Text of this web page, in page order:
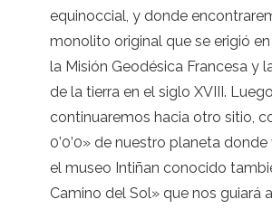
equinoccial, y donde
monolito original que se erigió
la Misión Geodésica Francesa y
de la tierra en el siglo XVIII. Luego
continuaremos hacia otro sitio,
0’0’0» de nuestro planeta
el museo Intiñan conocido
Camino del Sol» que nos guiará